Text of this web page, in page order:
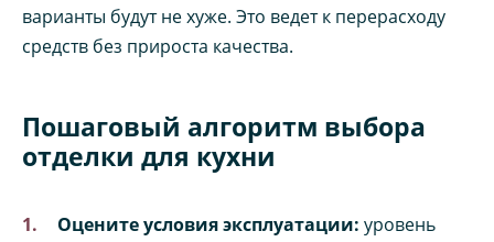
варианты будут не хуже. Это ведет к перерасходу
средств без прироста качества.
Пошаговый алгоритм выбора
отделки для кухни
Оцените условия эксплуатации: уровень